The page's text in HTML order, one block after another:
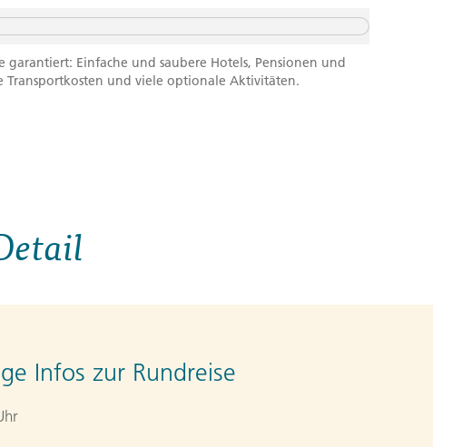
garantiert: Einfache und saubere Hotels, Pensionen und
Transportkosten und viele optionale Aktivitäten.
Infos zur Rundreise